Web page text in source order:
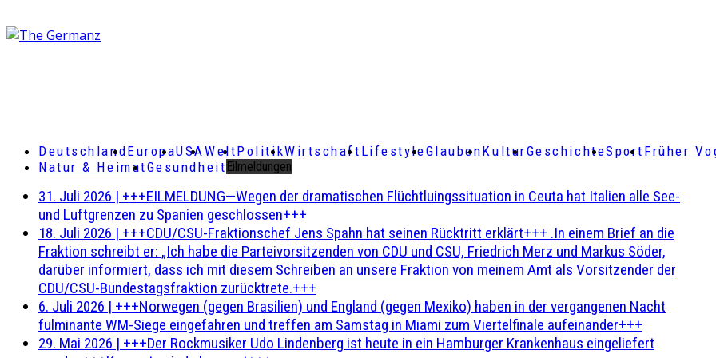
DeutschlandEuropaUSAWeltPolitikWirtschaft LifestyleGlaubenKulturGeschichteSport Früher
Natur & HeimatGesundheit Eilmeldungen
31. Juli 2026 | +++EILMELDUNG—Wegen der dramatischen Flüchtluingssituation in Ceuta hat Italien alle See-
und Luftgrenzen zu Spanien geschlossen+++
18. Juli 2026 | +++CDU/CSU-Fraktionschef Jens Spahn hat seinen Rücktritt erklärt+++ .In einem Brief an die
Fraktion schreibt er: „Ich habe die Parteivorsitzenden von CDU und CSU, Friedrich Merz und Markus Söder,
darüber informiert, dass ich mit diesem Schreiben an unsere Fraktion von meinem Amt als Vorsitzender der
CDU/CSU-Bundestagsfraktion zurücktrete.+++
6. Juli 2026 | +++Norwegen (gegen Brasilien) und England (gegen Mexiko) haben in der vergangenen Nacht
fulminante WM-Siege eingefahren und treffen am Samstag in Miami zum Viertelfinale aufeinander+++
29. Mai 2026 | +++Der Rockmusiker Udo Lindenberg ist heute in ein Hamburger Krankenhaus eingeliefert